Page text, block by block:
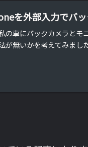
を外部入力でバ
の車にバックカメラとモ
が無いかを考えてみまし